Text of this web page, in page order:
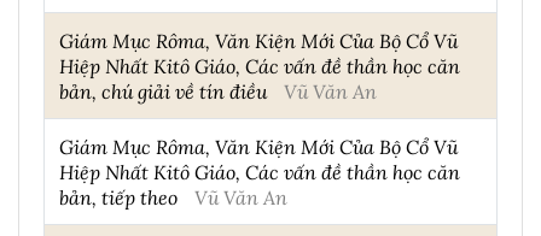
Giám Mục Rôma, Văn Kiện Mới Của Bộ Cổ Vũ
Hiệp Nhất Kitô Giáo, Các vấn đề thần học căn
bản, chú giải về tín điều
Vũ Văn An
Giám Mục Rôma, Văn Kiện Mới Của Bộ Cổ Vũ
Hiệp Nhất Kitô Giáo, Các vấn đề thần học căn
bản, tiếp theo
Vũ Văn An